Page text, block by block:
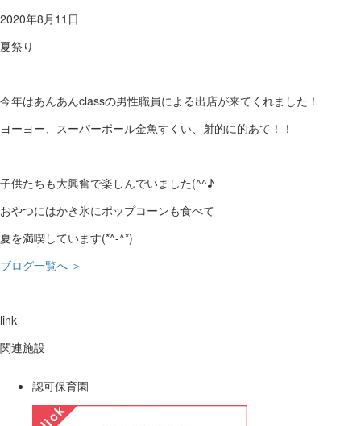
2020年8月11日
夏祭り
今年はあんあんclassの男性職員による出店が来てくれました！
ヨーヨー、スーパーボール金魚すくい、射的に的あて！！
子供たちも大興奮で楽しんでいました(^^♪
おやつにはかき氷にポップコーンも食べて
夏を満喫しています(*^-^*)
ブログ一覧へ ＞
link
関連施設
認可保育園